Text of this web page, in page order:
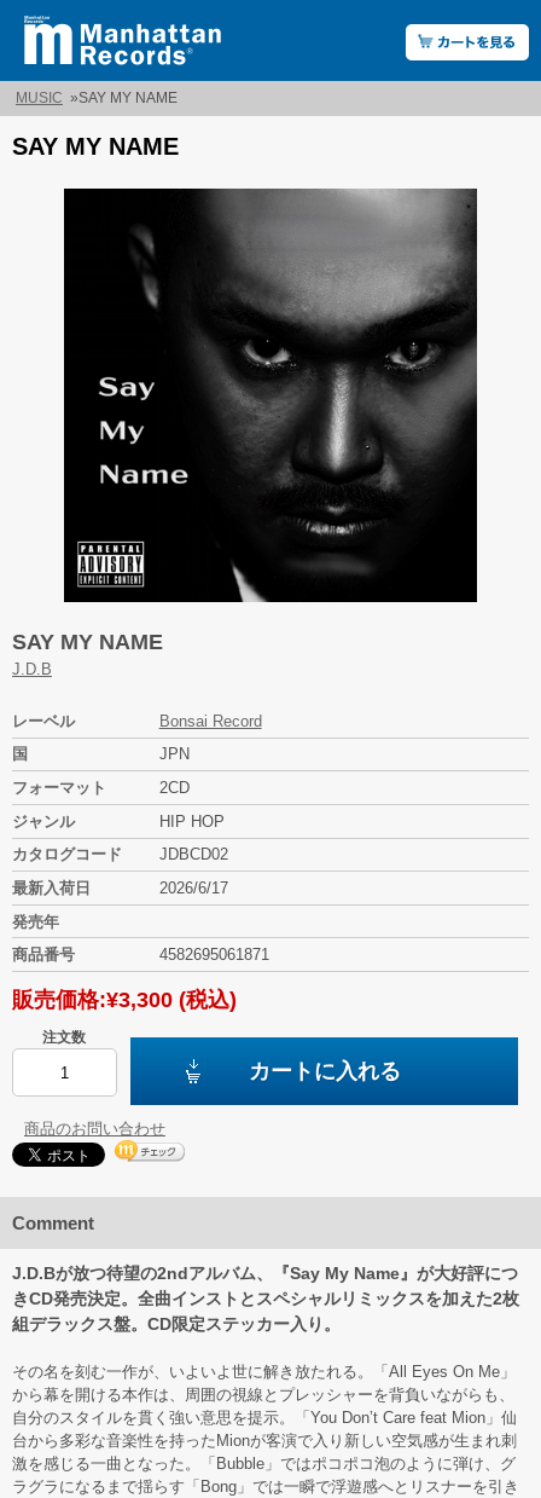
MUSIC »SAY MY NAME
SAY MY NAME
SAY MY NAME
J.D.B
レーベル
Bonsai Record
国
JPN
フォーマット
2CD
ジャンル
HIP HOP
カタログコード
JDBCD02
最新入荷日
2026/6/17
発売年
商品番号
4582695061871
販売価格:¥3,300 (税込)
注文数
カートに入れる
商品のお問い合わせ
Comment
J.D.Bが放つ待望の2ndアルバム、『Say My Name』が大好評につ
きCD発売決定。全曲インストとスペシャルリミックスを加えた2枚
組デラックス盤。CD限定ステッカー入り。
その名を刻む一作が、いよいよ世に解き放たれる。「All Eyes On Me」
から幕を開ける本作は、周囲の視線とプレッシャーを背負いながらも、
自分のスタイルを貫く強い意思を提示。「You Don’t Care feat Mion」仙
台から多彩な音楽性を持ったMionが客演で入り新しい空気感が生まれ刺
激を感じる一曲となった。「Bubble」ではポコポコ泡のように弾け、グ
ラグラになるまで揺らす「Bong」では一瞬で浮遊感へとリスナーを引き